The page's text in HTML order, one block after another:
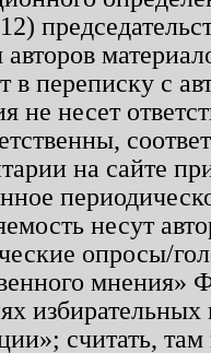
в переписку с
не несет
на сайте
несут
опросы/
мнения»
считать,